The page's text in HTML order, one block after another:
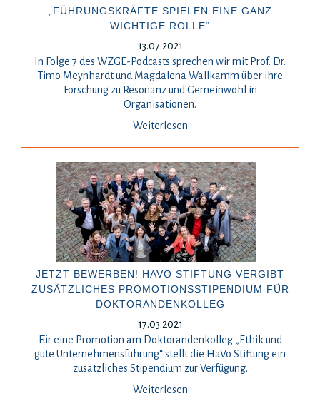
„FÜHRUNGSKRÄFTE SPIELEN EINE GANZ
WICHTIGE ROLLE“
13.07.2021
In Folge 7 des WZGE-Podcasts sprechen wir mit Prof. Dr.
Timo Meynhardt und Magdalena Wallkamm über ihre
Forschung zu Resonanz und Gemeinwohl in
Organisationen.
Weiterlesen
JETZT BEWERBEN! HAVO STIFTUNG VERGIBT
ZUSÄTZLICHES PROMOTIONSSTIPENDIUM FÜR
DOKTORANDENKOLLEG
17.03.2021
Für eine Promotion am Doktorandenkolleg „Ethik und
gute Unternehmensführung“ stellt die HaVo Stiftung ein
zusätzliches Stipendium zur Verfügung.
Weiterlesen